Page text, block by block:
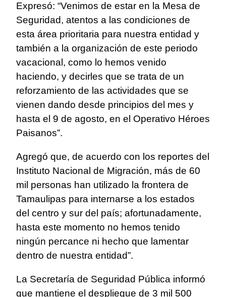
Expresó: “Venimos de estar en la Mesa de
Seguridad, atentos a las condiciones de
esta área prioritaria para nuestra entidad y
también a la organización de este periodo
vacacional, como lo hemos venido
haciendo, y decirles que se trata de un
reforzamiento de las actividades que se
vienen dando desde principios del mes y
hasta el 9 de agosto, en el Operativo Héroes
Paisanos”.
Agregó que, de acuerdo con los reportes del
Instituto Nacional de Migración, más de 60
mil personas han utilizado la frontera de
Tamaulipas para internarse a los estados
del centro y sur del país; afortunadamente,
hasta este momento no hemos tenido
ningún percance ni hecho que lamentar
dentro de nuestra entidad”.
La Secretaría de Seguridad Pública informó
que mantiene el despliegue de 3 mil 500